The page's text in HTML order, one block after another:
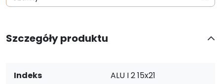
Szczegóły produktu
Indeks ALU I 2 15x21